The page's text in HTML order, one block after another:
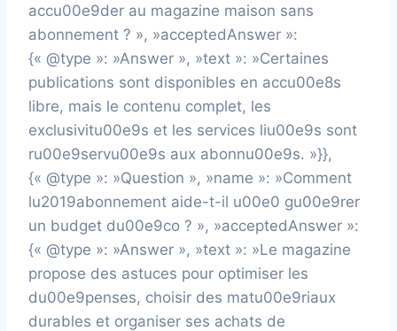
accu00e9der au magazine maison sans
abonnement ? », »acceptedAnswer »:
{« @type »: »Answer », »text »: »Certaines
publications sont disponibles en accu00e8s
libre, mais le contenu complet, les
exclusivitu00e9s et les services liu00e9s sont
ru00e9servu00e9s aux abonnu00e9s. »}},
{« @type »: »Question », »name »: »Comment
lu2019abonnement aide-t-il u00e0 gu00e9rer
un budget du00e9co ? », »acceptedAnswer »:
{« @type »: »Answer », »text »: »Le magazine
propose des astuces pour optimiser les
du00e9penses, choisir des matu00e9riaux
durables et organiser ses achats de